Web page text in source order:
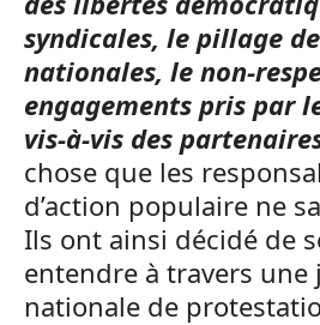
syndicales, le pillage
nationales, le non-
engagements pris par
vis-à-vis des
chose que les
d’action populaire ne
Ils ont ainsi décidé de
entendre à travers une
nationale de